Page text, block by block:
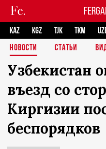
KAZ KGZ TJK TKM
НОВОСТИ
СТАТЬИ
Узбекистан
въезд со
Киргизии
беспорядков